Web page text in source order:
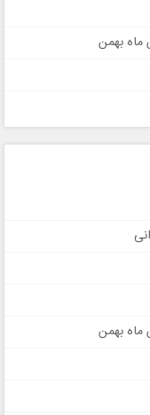
بهمن
بهمن